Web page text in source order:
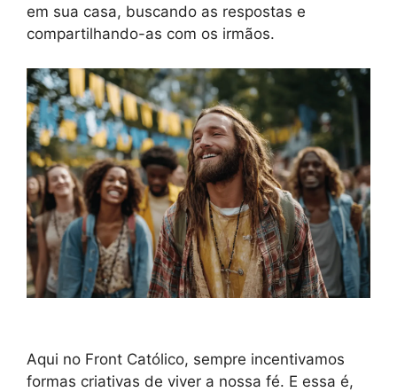
em sua casa, buscando as respostas e
compartilhando-as com os irmãos.
Aqui no Front Católico, sempre incentivamos
formas criativas de viver a nossa fé. E essa é,